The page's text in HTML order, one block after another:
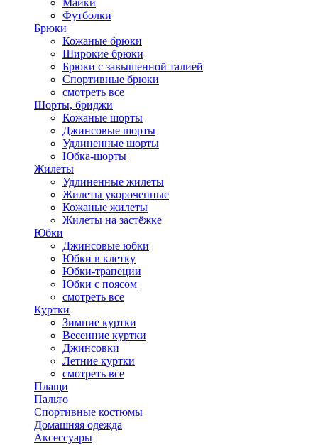
Майки
Футболки
Брюки
Кожаные брюки
Широкие брюки
Брюки с завышенной талией
Спортивные брюки
смотреть все
Шорты, бриджи
Кожаные шорты
Джинсовые шорты
Удлиненные шорты
Юбка-шорты
Жилеты
Удлиненные жилеты
Жилеты укороченные
Кожаные жилеты
Жилеты на застёжке
Юбки
Джинсовые юбки
Юбки в клетку
Юбки-трапеции
Юбки с поясом
смотреть все
Куртки
Зимние куртки
Весенние куртки
Джинсовки
Летние куртки
смотреть все
Плащи
Пальто
Спортивные костюмы
Домашняя одежда
Аксессуары